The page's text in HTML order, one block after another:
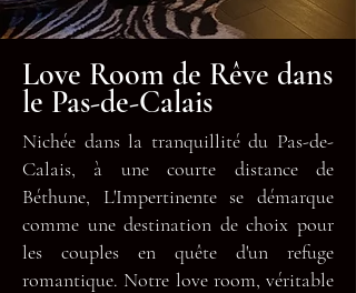
Love Room de Rêve dans
le Pas-de-Calais
Nichée dans la tranquillité du Pas-de-
Calais, à une courte distance de
Béthune, L'Impertinente se démarque
comme une destination de choix pour
les couples en quête d'un refuge
romantique. Notre love room, véritable